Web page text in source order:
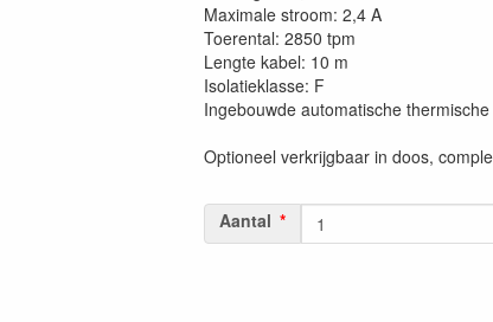
Maximale stroom: 2,4 A
Toerental: 2850 tpm
Lengte kabel: 10 m
Isolatieklasse: F
Ingebouwde automatische
Optioneel verkrijgbaar in doos,
Aantal